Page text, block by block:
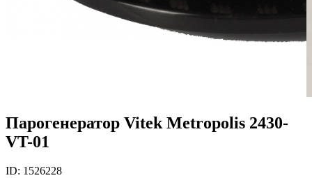
Парогенератор Vitek Metropolis 2430-
VT-01
ID: 1526228